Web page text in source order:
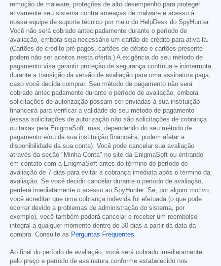
remoção de malware, proteções de alto desempenho para proteger
ativamente seu sistema contra ameaças de malware e acesso à
nossa equipe de suporte técnico por meio do HelpDesk do SpyHunter.
Você não será cobrado antecipadamente durante o período de
avaliação, embora seja necessário um cartão de crédito para ativá-la.
(Cartões de crédito pré-pagos, cartões de débito e cartões-presente
podem não ser aceitos nesta oferta.) A exigência do seu método de
pagamento visa garantir proteção de segurança contínua e ininterrupta
durante a transição da versão de avaliação para uma assinatura paga,
caso você decida comprar. Seu método de pagamento não será
cobrado antecipadamente durante o período de avaliação, embora
solicitações de autorização possam ser enviadas à sua instituição
financeira para verificar a validade do seu método de pagamento
(essas solicitações de autorização não são solicitações de cobrança
ou taxas pela EnigmaSoft, mas, dependendo do seu método de
pagamento e/ou da sua instituição financeira, podem afetar a
disponibilidade da sua conta). Você pode cancelar sua avaliação
através da seção "Minha Conta" no site da EnigmaSoft ou entrando
em contato com a EnigmaSoft antes do término do período de
avaliação de 7 dias para evitar a cobrança imediata após o término da
avaliação. Se você decidir cancelar durante o período de avaliação,
perderá imediatamente o acesso ao SpyHunter. Se, por algum motivo,
você acreditar que uma cobrança indevida foi efetuada (o que pode
ocorrer devido a problemas de administração do sistema, por
exemplo), você também poderá cancelar e receber um reembolso
integral a qualquer momento dentro de 30 dias a partir da data da
compra. Consulte as Perguntas Frequentes.
Ao final do período de avaliação, você será cobrado imediatamente
pelo preço e período de assinatura conforme estabelecido nos